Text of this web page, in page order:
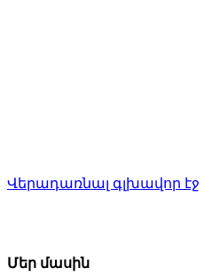
Վերադառնալ գլխավոր էջ
Մեր մասին